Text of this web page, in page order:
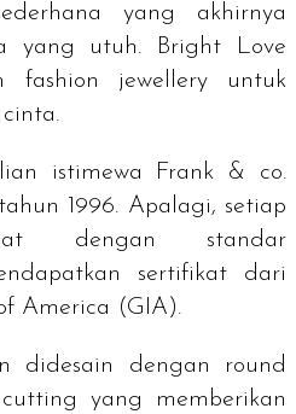
yang akhirnya
yang utuh. Bright Love
fashion jewellery untuk
istimewa Frank & co.
1996. Apalagi, setiap
dengan standar
sertifikat dari
America (GIA).
didesain dengan round
yang memberikan